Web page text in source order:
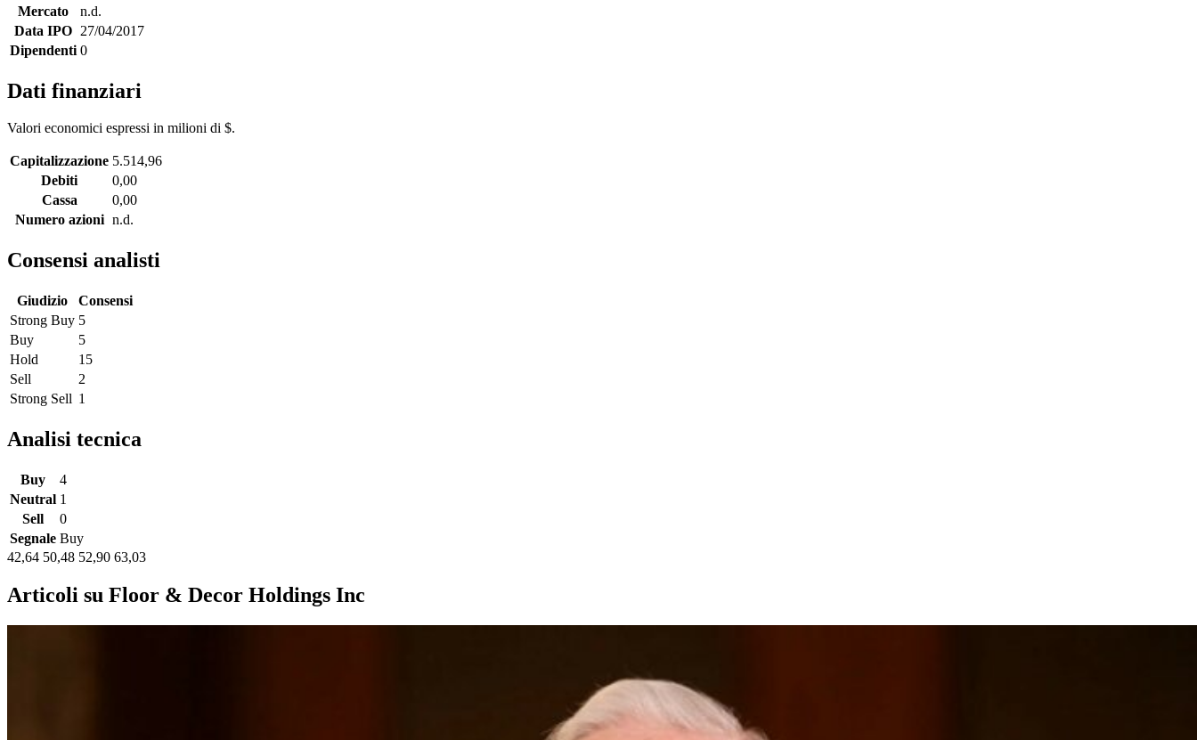
Mercato
n.d.
Data IPO 27/04/2017
Dipendenti 0
Dati finanziari
Valori economici espressi in milioni di $.
Capitalizzazione 5.514,96
Debiti
0,00
Cassa
0,00
Numero azioni n.d.
Consensi analisti
Giudizio
Consensi
Strong Buy 5
Buy
5
Hold
15
Sell
2
Strong Sell 1
Analisi tecnica
Buy
4
Neutral 1
Sell
0
Segnale Buy
42,64 50,48 52,90 63,03
Articoli su Floor & Decor Holdings Inc